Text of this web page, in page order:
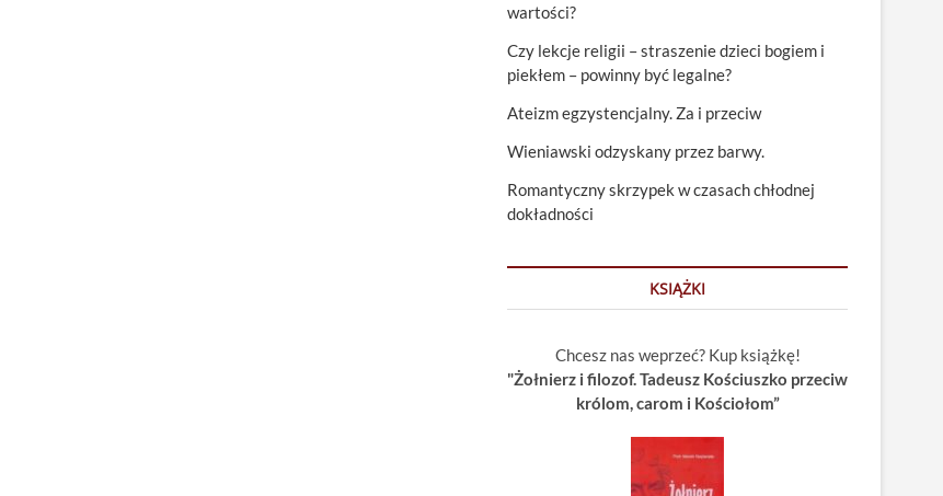
wartości?
Czy lekcje religii – straszenie dzieci bogiem i
piekłem – powinny być legalne?
Ateizm egzystencjalny. Za i przeciw
Wieniawski odzyskany przez barwy.
Romantyczny skrzypek w czasach chłodnej
dokładności
KSIĄŻKI
Chcesz nas weprzeć? Kup książkę!
"Żołnierz i filozof. Tadeusz Kościuszko przeciw
królom, carom i Kościołom”